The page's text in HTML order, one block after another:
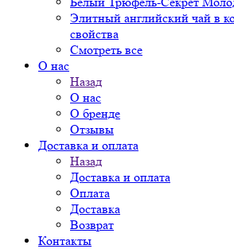
Элитный английский чай в
свойства
Смотреть все
О нас
Назад
О нас
О бренде
Отзывы
Доставка и оплата
Назад
Доставка и оплата
Оплата
Доставка
Возврат
Контакты